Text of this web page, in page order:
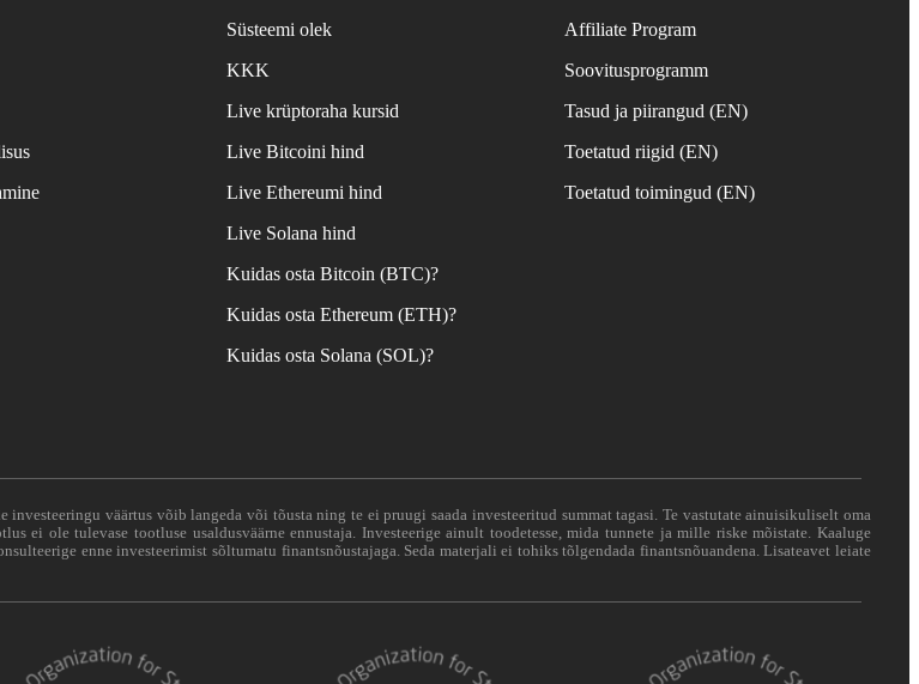
Süsteemi olek
KKK
Live krüptoraha kursid
Live Bitcoini hind
Live Ethereumi hind
Live Solana hind
Kuidas osta Bitcoin (BTC)?
Kuidas osta Ethereum (ETH)?
Kuidas osta Solana (SOL)?
Affiliate Program
Soovitusprogramm
Tasud ja piirangud (EN)
Toetatud riigid (EN)
Toetatud toimingud (EN)
väärtus võib langeda või tõusta ning te ei pruugi saada investeeritud summat tagasi. Te vastutate ainuisikuliselt oma
ei ole tulevase tootluse usaldusväärne ennustaja. Investeerige ainult toodetesse, mida tunnete ja mille riske mõistate. Kaaluge
enne investeerimist sõltumatu finantsnõustajaga. Seda materjali ei tohiks tõlgendada finantsnõuandena. Lisateavet leiate